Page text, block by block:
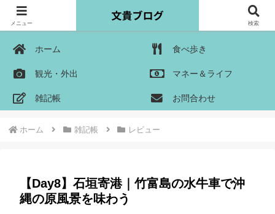
ホーム 食べ歩き
観光・外出 マネー＆ライフ
雑記帳 お問合わせ
ホーム 雑記帳 レビュー
【Day8】石垣寄港｜竹富島の水牛車で沖
縄の原風景を味わう
メニュー 検索